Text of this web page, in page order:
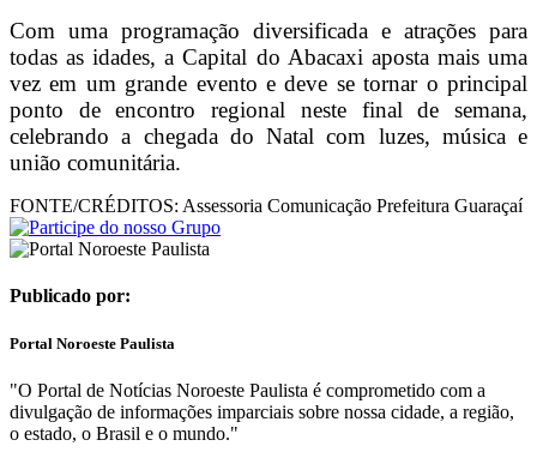
Com uma programação diversificada e atrações para
todas as idades, a Capital do Abacaxi aposta mais uma
vez em um grande evento e deve se tornar o principal
ponto de encontro regional neste final de semana,
celebrando a chegada do Natal com luzes, música e
união comunitária.
FONTE/CRÉDITOS: Assessoria Comunicação Prefeitura Guaraçaí
Publicado por:
Portal Noroeste Paulista
"O Portal de Notícias Noroeste Paulista é comprometido com a
divulgação de informações imparciais sobre nossa cidade, a região,
o estado, o Brasil e o mundo."